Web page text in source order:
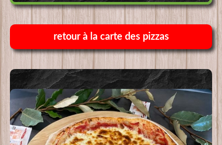
retour à la carte des pizzas